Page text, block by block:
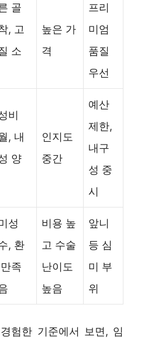
골
, 고
소
높은 가
격
프리
미엄
품질
우선
비
, 내
양
인지도
중간
예산
제한,
내구
성 중
시
성
, 환
족
비용 높
고 수술
난이도
높음
앞니
등 심
미 부
위
험한 기준에서 보면, 임